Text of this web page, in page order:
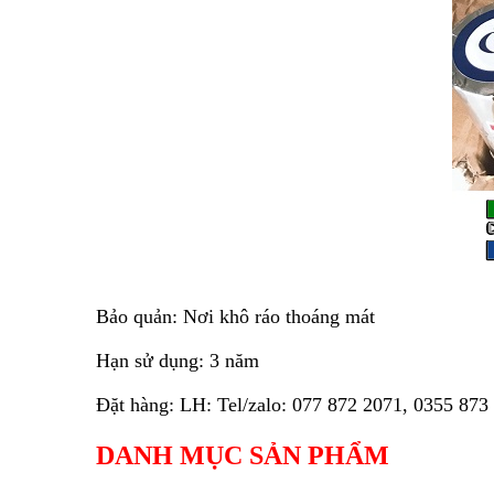
Bảo quản: Nơi khô ráo thoáng mát
Hạn sử dụng: 3 năm
Đặt hàng: LH: Tel/zalo: 077 872 2071, 0355 873
DANH MỤC SẢN PHẨM